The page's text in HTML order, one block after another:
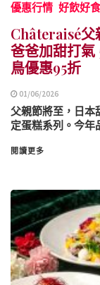
優惠行情 好飲好食
Châteraisé父
爸爸加甜打氣
鳥優惠95折
01/06/2026
父親節將至，日本
定蛋糕系列。今
閱讀更多